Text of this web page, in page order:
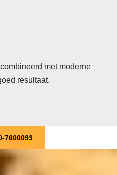
met moderne
resultaat.
7600093